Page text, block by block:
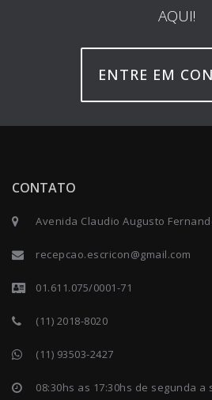
AQUI!
ENTRE EM
CONTATO
Avenida Claudio Augusto
recepcao.escricon@gmail.com
01.611.075/0001-71
(11) 2018-8020
(11) 93503-2427
08:30hs as 17:30hs de segunda